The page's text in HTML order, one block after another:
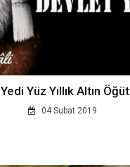
Yedi Yüz Yıllık Altın Öğüt
04 Subat 2019